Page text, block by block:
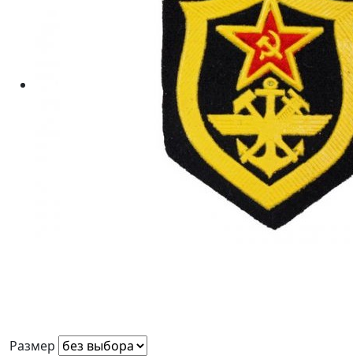
Размер